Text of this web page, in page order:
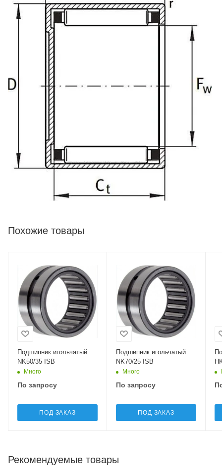
Похожие товары
Подшипник игольчатый
NK50/35 ISB
Много
По запросу
ПОД ЗАКАЗ
Подшипник игольчатый
NK70/25 ISB
Много
По запросу
ПОД ЗАКАЗ
Рекомендуемые товары